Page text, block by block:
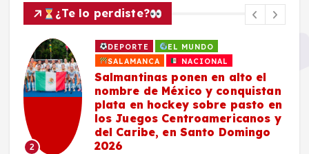
¿Te lo perdiste?
2
DEPORTE
EL MUNDO
SALAMANCA
NACIONAL
Salmantinas ponen en alto el
nombre de México y conquistan
plata en hockey sobre pasto en
los Juegos Centroamericanos y
del Caribe, en Santo Domingo
2026